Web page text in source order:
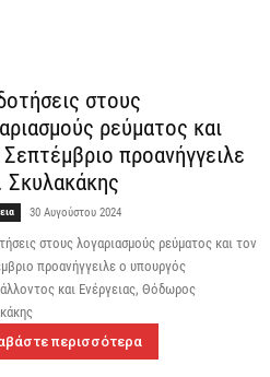
στους
ρεύματος και
προανήγγειλε
Σκυλακάκης
30 Αυγούστου 2024
στους λογαριασμούς ρεύματος και τον
προανήγγειλε ο υπουργός
και Ενέργειας, Θόδωρος
περισσότερα